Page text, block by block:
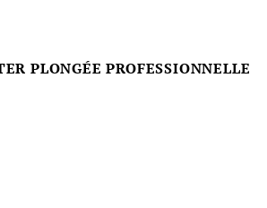
PLONGÉE PROFESSIONNELLE